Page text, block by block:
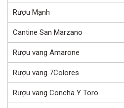
Rượu Mạnh
Cantine San Marzano
Rượu vang Amarone
Rượu vang 7Colores
Rượu vang Concha Y Toro